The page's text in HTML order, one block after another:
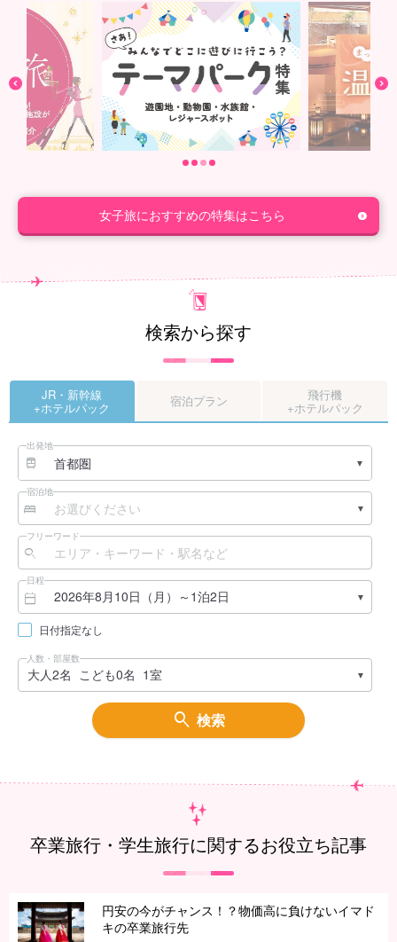
1234
女子旅におすすめの特集はこちら
検索から探す
JR・新幹線
+ホテルパック 宿泊プラン 飛行機
+ホテルパック
出発地
宿泊地
フリーワード
日程
日付指定なし
人数・部屋数
検索
卒業旅行・学生旅行に関するお役立ち記事
円安の今がチャンス！？物価高に負けないイマド
キの卒業旅行先